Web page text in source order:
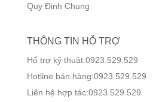
Quy Định Chung
THÔNG TIN HỖ TRỢ
Hổ trợ kỹ thuật:0923.529.529
Hotline bán hàng:0923.529.529
Liên hệ hợp tác:0923.529.529